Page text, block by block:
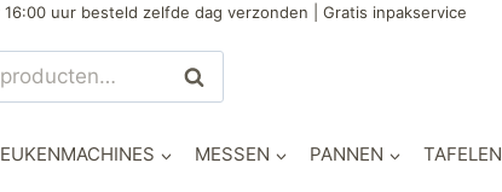
uur besteld zelfde dag verzonden | Gratis inpakservice
Zoeken
MESSEN PANNEN TAFELEN